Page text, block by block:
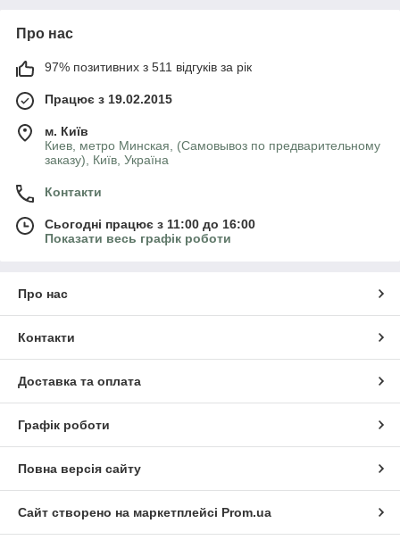
Про нас
97% позитивних з 511 відгуків за рік
Працює з 19.02.2015
м. Київ
Киев, метро Минская, (Самовывоз по предварительному
заказу), Київ, Україна
Контакти
Сьогодні працює з 11:00 до 16:00
Показати весь графік роботи
Про нас
Контакти
Доставка та оплата
Графік роботи
Повна версія сайту
Сайт створено на маркетплейсі Prom.ua